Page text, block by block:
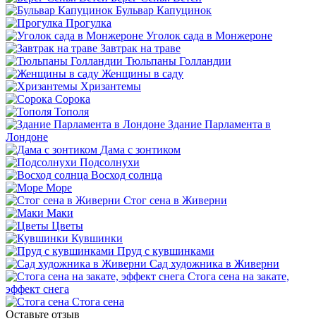
Бульвар Капуцинок
Прогулка
Уголок сада в Монжероне
Завтрак на траве
Тюльпаны Голландии
Женщины в саду
Хризантемы
Сорока
Тополя
Здание Парламента в
Лондоне
Дама с зонтиком
Подсолнухи
Восход солнца
Море
Стог сена в Живерни
Маки
Цветы
Кувшинки
Пруд с кувшинками
Сад художника в Живерни
Стога сена на закате,
эффект снега
Стога сена
Оставьте отзыв